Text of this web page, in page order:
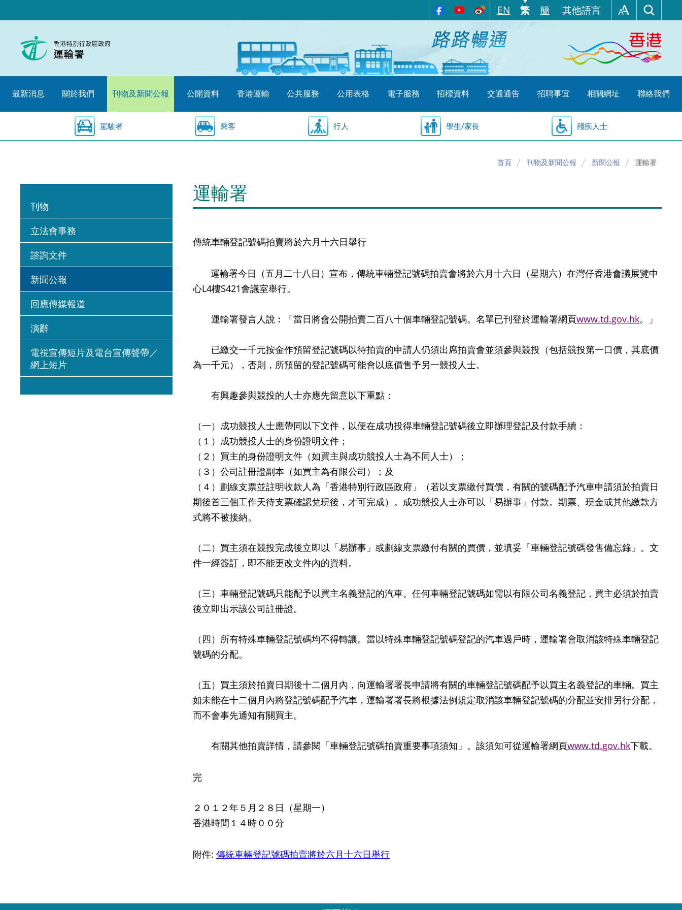
至
始
EN 繁 簡 其他語言
最新消息 關於我們 刊物及新聞公報 公開資料 香港運輸 公共服務 公用表格 電子服務 招標資料 交通通告 招聘事宜 相關網址 聯絡我們
駕駛者 乘客 行人 學生/家長 殘疾人士
首頁 刊物及新聞公報 新聞公報 運輸署
刊物
立法會事務
諮詢文件
新聞公報
回應傳媒報道
演辭
電視宣傳短片及電台宣傳聲帶／
網上短片
運輸署
傳統車輛登記號碼拍賣將於六月十六日舉行
運輸署今日（五月二十八日）宣布，傳統車輛登記號碼拍賣會將於六月十六日（星期六）在灣仔香港會議展覽中
心L4樓S421會議室舉行。
運輸署發言人說︰「當日將會公開拍賣二百八十個車輛登記號碼。名單已刊登於運輸署網頁www.td.gov.hk。」
已繳交一千元按金作預留登記號碼以待拍賣的申請人仍須出席拍賣會並須參與競投（包括競投第一口價，其底價
為一千元），否則，所預留的登記號碼可能會以底價售予另一競投人士。
有興趣參與競投的人士亦應先留意以下重點：
（一）成功競投人士應帶同以下文件，以便在成功投得車輛登記號碼後立即辦理登記及付款手續：
（１）成功競投人士的身份證明文件；
（２）買主的身份證明文件（如買主與成功競投人士為不同人士）；
（３）公司註冊證副本（如買主為有限公司）；及
（４）劃線支票並註明收款人為「香港特別行政區政府」（若以支票繳付買價，有關的號碼配予汽車申請須於拍賣日
期後首三個工作天待支票確認兌現後，才可完成）。成功競投人士亦可以「易辦事」付款。期票、現金或其他繳款方
式將不被接納。
（二）買主須在競投完成後立即以「易辦事」或劃線支票繳付有關的買價，並填妥「車輛登記號碼發售備忘錄」。文
件一經簽訂，即不能更改文件內的資料。
（三）車輛登記號碼只能配予以買主名義登記的汽車。任何車輛登記號碼如需以有限公司名義登記，買主必須於拍賣
後立即出示該公司註冊證。
（四）所有特殊車輛登記號碼均不得轉讓。當以特殊車輛登記號碼登記的汽車過戶時，運輸署會取消該特殊車輛登記
號碼的分配。
（五）買主須於拍賣日期後十二個月內，向運輸署署長申請將有關的車輛登記號碼配予以買主名義登記的車輛。買主
如未能在十二個月內將登記號碼配予汽車，運輸署署長將根據法例規定取消該車輛登記號碼的分配並安排另行分配，
而不會事先通知有關買主。
有關其他拍賣詳情，請參閱「車輛登記號碼拍賣重要事項須知」。該須知可從運輸署網頁www.td.gov.hk下載。
完
２０１２年５月２８日（星期一）
香港時間１４時００分
附件: 傳統車輛登記號碼拍賣將於六月十六日舉行